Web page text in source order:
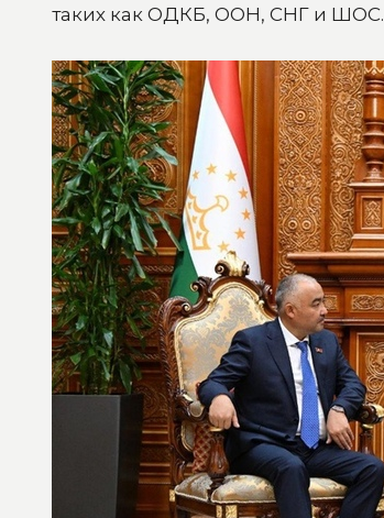
таких как ОДКБ, ООН, СНГ и ШОС.